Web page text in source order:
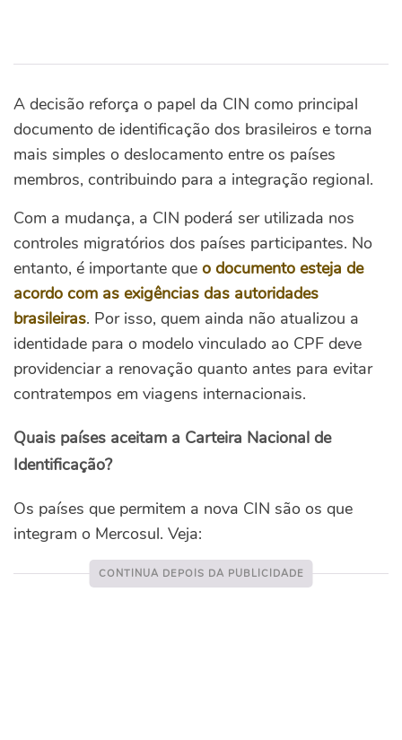
A decisão reforça o papel da CIN como principal
documento de identificação dos brasileiros e torna
mais simples o deslocamento entre os países
membros, contribuindo para a integração regional.
Com a mudança, a CIN poderá ser utilizada nos
controles migratórios dos países participantes. No
entanto, é importante que o documento esteja de
acordo com as exigências das autoridades
brasileiras. Por isso, quem ainda não atualizou a
identidade para o modelo vinculado ao CPF deve
providenciar a renovação quanto antes para evitar
contratempos em viagens internacionais.
Quais países aceitam a Carteira Nacional de
Identificação?
Os países que permitem a nova CIN são os que
integram o Mercosul. Veja: